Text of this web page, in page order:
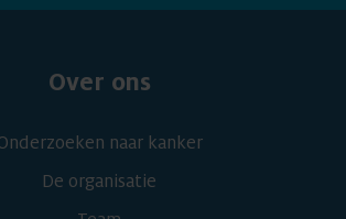
Over ons
naar kanker
De organisatie